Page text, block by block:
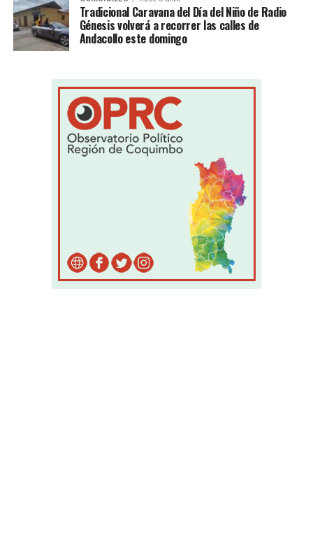
Tradicional Caravana del Día del Niño de Radio
Génesis volverá a recorrer las calles de
Andacollo este domingo